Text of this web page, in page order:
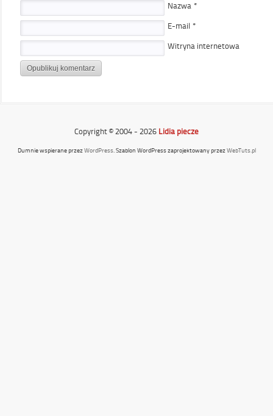
Nazwa *
E-mail *
Witryna internetowa
Copyright © 2004 - 2026 Lidia piecze
Dumnie wspierane przezWordPress. Szablon WordPress zaprojektowany przezWebTuts.pl